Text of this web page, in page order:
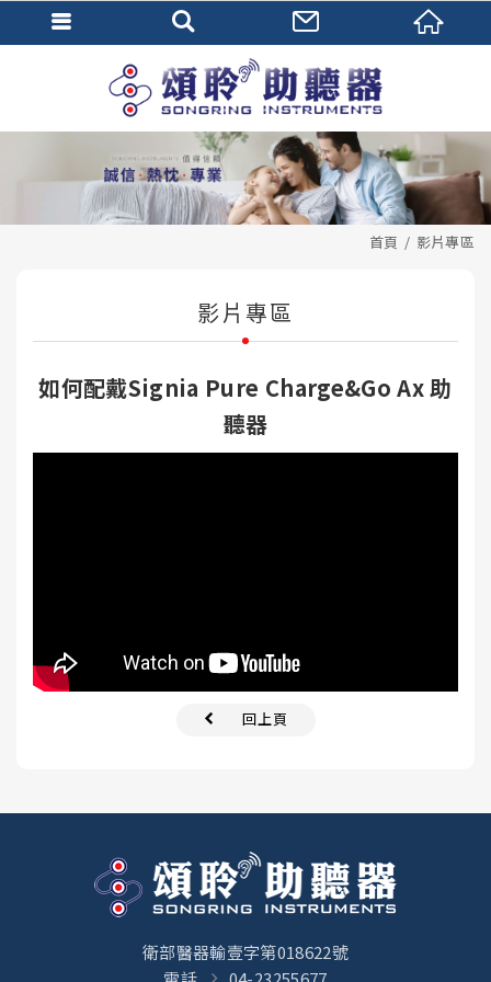
首頁 影片專區
影片專區
如何配戴Signia Pure Charge&Go Ax 助
聽器
回上頁
衛部醫器輸壹字第018622號